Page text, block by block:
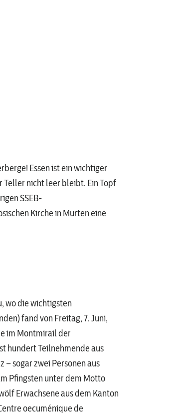
Essen ist ein wichtiger
Teller nicht leer bleibt. Ein Topf
SSEB-
Kirche in Murten eine
wo die wichtigsten
fand von Freitag, 7. Juni,
im Montmirail der
hundert Teilnehmende aus
– sogar zwei Personen aus
Pfingsten unter dem Motto
Erwachsene aus dem Kanton
oecuménique de